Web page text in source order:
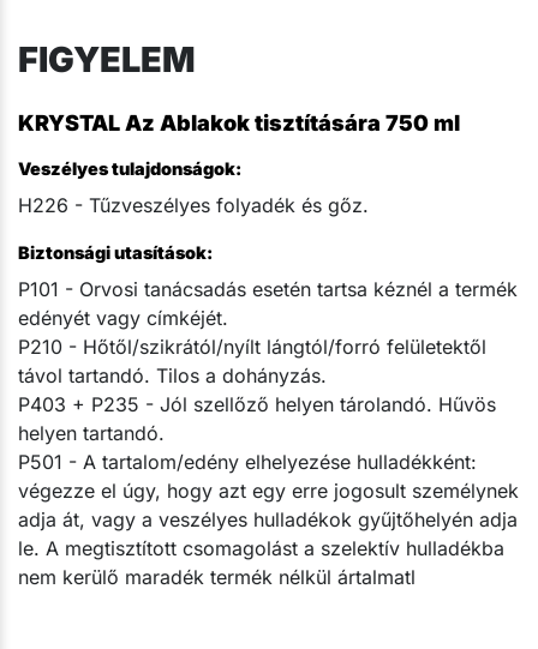
FIGYELEM
KRYSTAL Az Ablakok tisztítására 750 ml
Veszélyes tulajdonságok:
H226 - Tűzveszélyes folyadék és gőz.
Biztonsági utasítások:
P101 - Orvosi tanácsadás esetén tartsa kéznél a termék
edényét vagy címkéjét.
P210 - Hőtől/szikrától/nyílt lángtól/forró felületektől
távol tartandó. Tilos a dohányzás.
P403 + P235 - Jól szellőző helyen tárolandó. Hűvös
helyen tartandó.
P501 - A tartalom/edény elhelyezése hulladékként:
végezze el úgy, hogy azt egy erre jogosult személynek
adja át, vagy a veszélyes hulladékok gyűjtőhelyén adja
le. A megtisztított csomagolást a szelektív hulladékba
nem kerülő maradék termék nélkül ártalmatl